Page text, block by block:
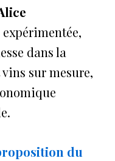
dans la
sur mesure,
du